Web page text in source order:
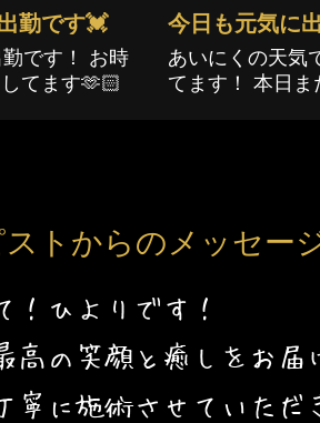
勤です💓
です！ お時
てます🫶🏻
あいにくの天気
てます！ 本日
トからのメッセー
！ひよりです！
高の笑顔と癒しをお届
寧に施術させていただ